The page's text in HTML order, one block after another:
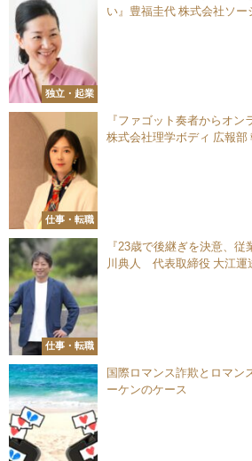
独立・起業
い』豊福圭代 株式会社ソー
仕事・転職
『ファゴット奏者からオ
株式会社理学ボディ 広報
仕事・転職
『23歳で後継ぎを決意、
川典人 代表取締役 大江運
国際ロマンス詐欺とロマン
ーケンのケース